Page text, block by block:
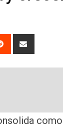
Reddit
via